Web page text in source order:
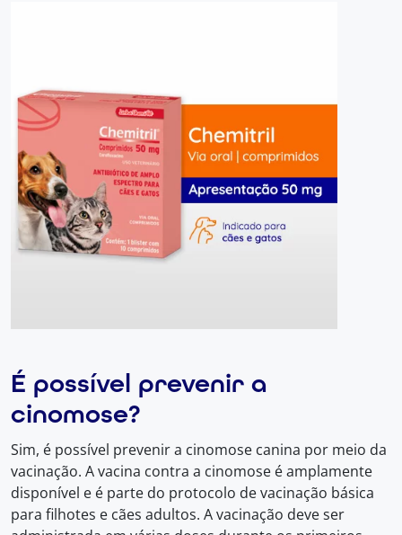
É possível prevenir a
cinomose?
Sim, é possível prevenir a cinomose canina por meio da
vacinação. A vacina contra a cinomose é amplamente
disponível e é parte do protocolo de vacinação básica
para filhotes e cães adultos. A vacinação deve ser